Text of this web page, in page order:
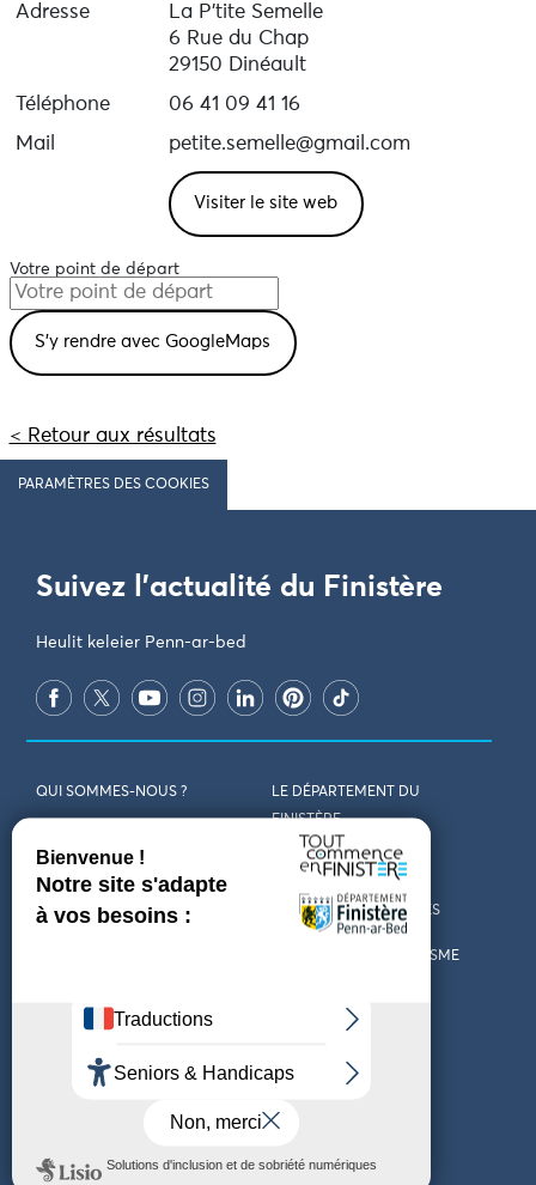
Adresse
La P'tite Semelle
6 Rue du Chap
29150 Dinéault
Téléphone
06 41 09 41 16
Mail
petite.semelle@gmail.com
Visiter le site web
Votre point de départ
< Retour aux résultats
PARAMÈTRES DES COOKIES
Suivez l'actualité du Finistère
Heulit keleier Penn-ar-bed
QUI SOMMES-NOUS ?
LE DÉPARTEMENT DU
FINISTÈRE
REJOIGNEZ-NOUS VENIR EN FINISTÈRE
CONTACT CARTES ET BROCHURES
LES OFFICES DE TOURISME
D’ACCESSIBILITÉ